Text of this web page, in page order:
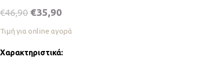
€46,90 €35,90
Τιμή για online αγορά
Χαρακτηριστικά: